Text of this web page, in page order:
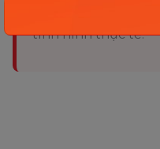
hệ trực tiếp với
tình hình thực tế.